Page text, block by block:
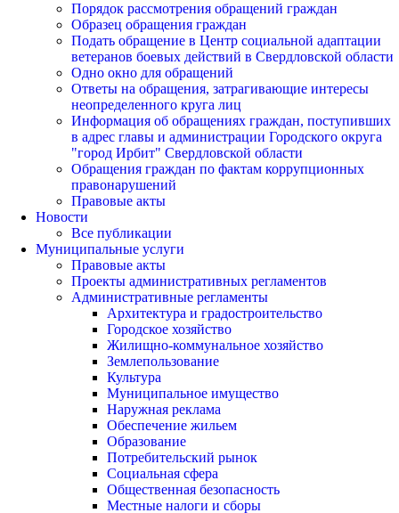
Порядок рассмотрения обращений граждан
Образец обращения граждан
Подать обращение в Центр социальной адаптации
ветеранов боевых действий в Свердловской области
Одно окно для обращений
Ответы на обращения, затрагивающие интересы
неопределенного круга лиц
Информация об обращениях граждан, поступивших
в адрес главы и администрации Городского округа
"город Ирбит" Свердловской области
Обращения граждан по фактам коррупционных
правонарушений
Правовые акты
Новости
Все публикации
Муниципальные услуги
Правовые акты
Проекты административных регламентов
Административные регламенты
Архитектура и градостроительство
Городское хозяйство
Жилищно-коммунальное хозяйство
Землепользование
Культура
Муниципальное имущество
Наружная реклама
Обеспечение жильем
Образование
Потребительский рынок
Социальная сфера
Общественная безопасность
Местные налоги и сборы